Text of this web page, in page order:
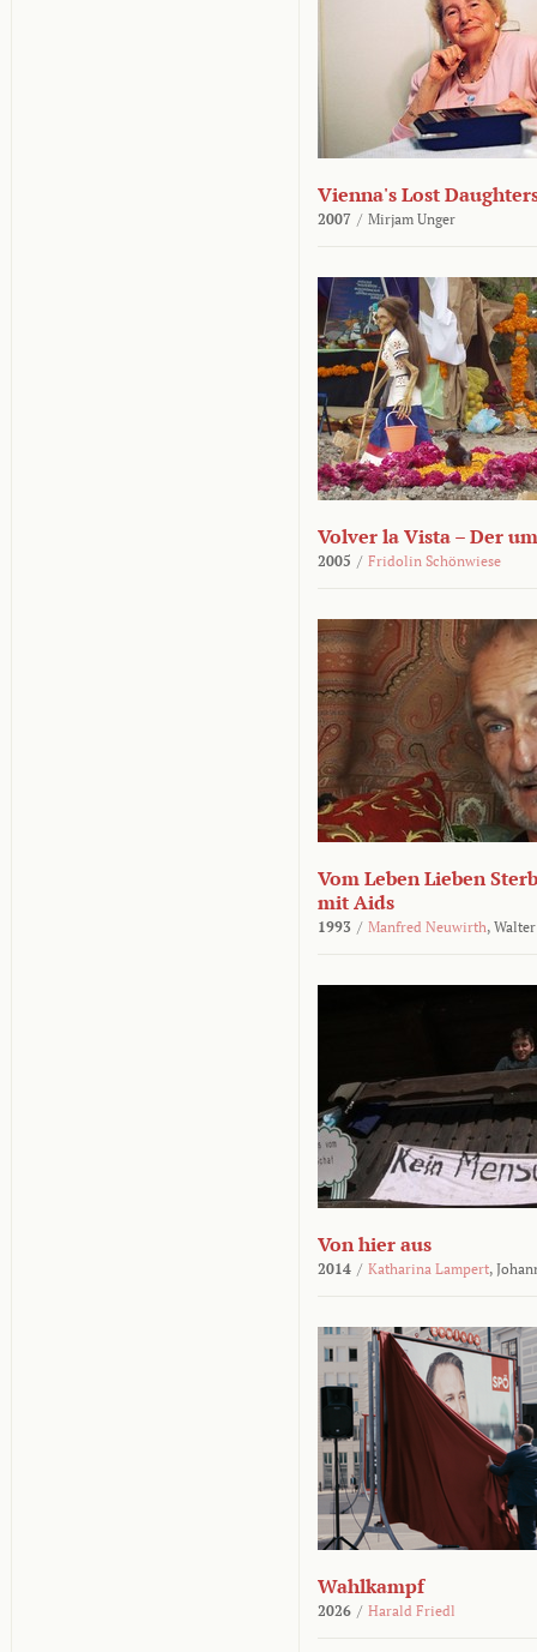
Vienna's Lost
2007 / Mirjam Unger
Volver la Vista – Der
2005 / Fridolin Schönwiese
Vom Leben Lieben
mit Aids
1993 / Manfred Neuwirth,
Von hier aus
2014 / Katharina Lampert,
Wahlkampf
2026 / Harald Friedl